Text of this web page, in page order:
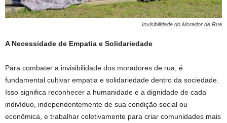
Invisibilidade do Morador de Rua
A Necessidade de Empatia e Solidariedade
Para combater a invisibilidade dos moradores de rua, é
fundamental cultivar empatia e solidariedade dentro da sociedade.
Isso significa reconhecer a humanidade e a dignidade de cada
indivíduo, independentemente de sua condição social ou
econômica, e trabalhar coletivamente para criar comunidades mais